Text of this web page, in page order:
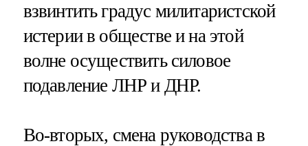
взвинтить градус милитаристской
истерии в обществе и на этой
волне осуществить силовое
подавление ЛНР и ДНР.
Во-вторых, смена руководства в